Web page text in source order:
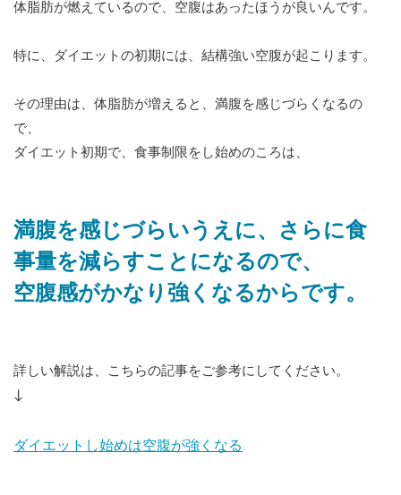
体脂肪が燃えているので、空腹はあったほうが良いんです。
特に、ダイエットの初期には、結構強い空腹が起こります。
その理由は、体脂肪が増えると、満腹を感じづらくなるの
で、
ダイエット初期で、食事制限をし始めのころは、
満腹を感じづらいうえに、さらに食
事量を減らすことになるので、
空腹感がかなり強くなるからです。
詳しい解説は、こちらの記事をご参考にしてください。
↓
ダイエットし始めは空腹が強くなる